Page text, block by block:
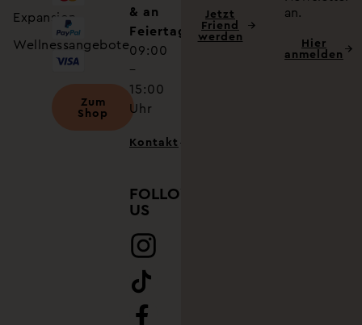
Expansion
Wellnessangebote
Zum
Shop
& an
Feiertagen
09:00
–
15:00
Uhr
Kontakt
FOLLOW
US
Jetzt
Friend
werden
an.
Hier
anmelden